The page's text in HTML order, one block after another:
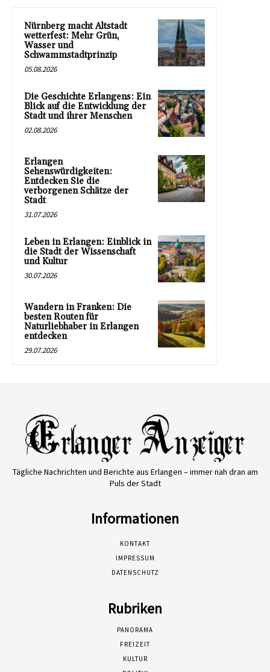
Nürnberg macht Altstadt
wetterfest: Mehr Grün,
Wasser und
Schwammstadtprinzip
05.08.2026
Die Geschichte Erlangens: Ein
Blick auf die Entwicklung der
Stadt und ihrer Menschen
02.08.2026
Erlangen
Sehenswürdigkeiten:
Entdecken Sie die
verborgenen Schätze der
Stadt
31.07.2026
Leben in Erlangen: Einblick in
die Stadt der Wissenschaft
und Kultur
30.07.2026
Wandern in Franken: Die
besten Routen für
Naturliebhaber in Erlangen
entdecken
29.07.2026
Tägliche Nachrichten und Berichte aus Erlangen – immer nah dran am
Puls der Stadt
Informationen
KONTAKT
IMPRESSUM
DATENSCHUTZ
Rubriken
PANORAMA
FREIZEIT
KULTUR